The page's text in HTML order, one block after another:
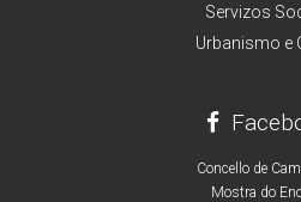
Servizos
Urbanismo e
Concello de
Mostra do